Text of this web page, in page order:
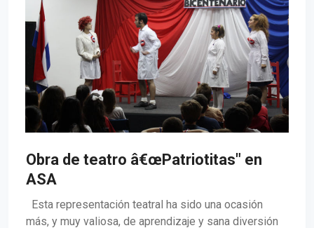
Obra de teatro â€œPatriotitas" en
ASA
Esta representación teatral ha sido una ocasión
más, y muy valiosa, de aprendizaje y sana diversión